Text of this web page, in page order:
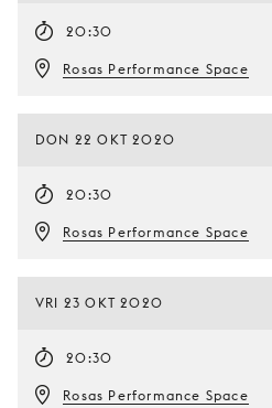
20:30
Rosas Performance Space
DON 22 OKT 2020
20:30
Rosas Performance Space
VRI 23 OKT 2020
20:30
Rosas Performance Space